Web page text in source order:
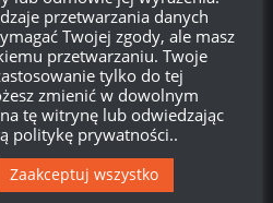
– kolejny pojazd z współpracy
WORLD OF TANKS
Lipiec, czyli co nasz czeka w
w grze?
przetwarzania danych
Twojej zgody, ale masz
przetwarzaniu. Twoje
tylko do tej
zmienić w dowolnym
tę witrynę lub odwiedzając
politykę prywatności..
Zaakceptuj wszystko